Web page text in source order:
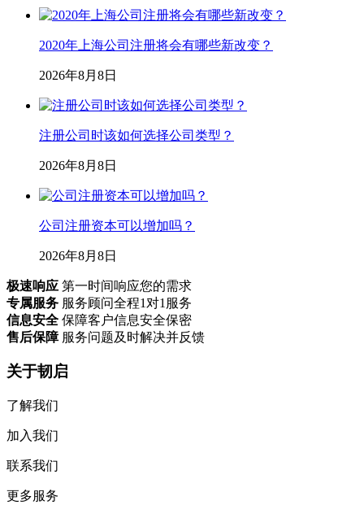
2020年上海公司注册将会有哪些新改变？
2026年8月8日
注册公司时该如何选择公司类型？
2026年8月8日
公司注册资本可以增加吗？
2026年8月8日
极速响应 第一时间响应您的需求
专属服务 服务顾问全程1对1服务
信息安全 保障客户信息安全保密
售后保障 服务问题及时解决并反馈
关于韧启
了解我们
加入我们
联系我们
更多服务